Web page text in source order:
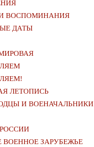
ВОСПОМИНАНИЯ
ДАТЫ
ЛЕТОПИСЬ
И ВОЕНАЧАЛЬНИКИ
ВОЕННОЕ ЗАРУБЕЖЬЕ